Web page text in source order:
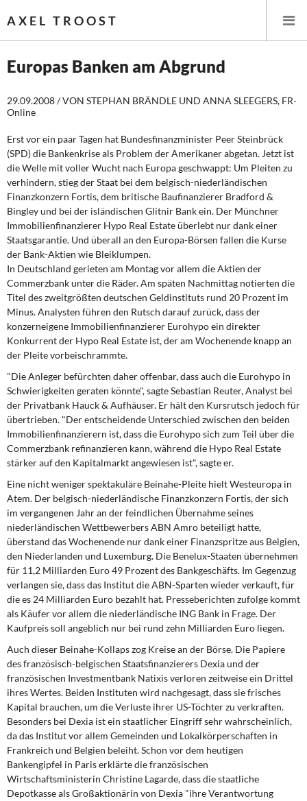
AXEL TROOST
Leitlinien linker Wirtschafts- und Finanzpolitik
Wirtschaftspolitik
Steuer- und Finanzpolitik
Öffentliche Infrastruktur und Daseinsvorsorge
Eurokrise und Griechenland
DIE LINKE
Weitere Themen
Memo-Gruppe
Institut Solidarische Moderne
Rosa-Luxemburg-Stiftung
Über mich
Kontakt
Europas Banken am Abgrund
29.09.2008 / VON STEPHAN BRÄNDLE UND ANNA SLEEGERS, FR-
Online
Erst vor ein paar Tagen hat Bundesfinanzminister Peer Steinbrück
(SPD) die Bankenkrise als Problem der Amerikaner abgetan. Jetzt ist
die Welle mit voller Wucht nach Europa geschwappt: Um Pleiten zu
verhindern, stieg der Staat bei dem belgisch-niederländischen
Finanzkonzern Fortis, dem britische Baufinanzierer Bradford &
Bingley und bei der isländischen Glitnir Bank ein. Der Münchner
Immobilienfinanzierer Hypo Real Estate überlebt nur dank einer
Staatsgarantie. Und überall an den Europa-Börsen fallen die Kurse
der Bank-Aktien wie Bleiklumpen.
In Deutschland gerieten am Montag vor allem die Aktien der
Commerzbank unter die Räder. Am späten Nachmittag notierten die
Titel des zweitgrößten deutschen Geldinstituts rund 20 Prozent im
Minus. Analysten führen den Rutsch darauf zurück, dass der
konzerneigene Immobilienfinanzierer Eurohypo ein direkter
Konkurrent der Hypo Real Estate ist, der am Wochenende knapp an
der Pleite vorbeischrammte.
"Die Anleger befürchten daher offenbar, dass auch die Eurohypo in
Schwierigkeiten geraten könnte", sagte Sebastian Reuter, Analyst bei
der Privatbank Hauck & Aufhäuser. Er hält den Kursrutsch jedoch für
übertrieben. "Der entscheidende Unterschied zwischen den beiden
Immobilienfinanzierern ist, dass die Eurohypo sich zum Teil über die
Commerzbank refinanzieren kann, während die Hypo Real Estate
stärker auf den Kapitalmarkt angewiesen ist", sagte er.
Eine nicht weniger spektakuläre Beinahe-Pleite hielt Westeuropa in
Atem. Der belgisch-niederländische Finanzkonzern Fortis, der sich
im vergangenen Jahr an der feindlichen Übernahme seines
niederländischen Wettbewerbers ABN Amro beteiligt hatte,
überstand das Wochenende nur dank einer Finanzspritze aus Belgien,
den Niederlanden und Luxemburg. Die Benelux-Staaten übernehmen
für 11,2 Milliarden Euro 49 Prozent des Bankgeschäfts. Im Gegenzug
verlangen sie, dass das Institut die ABN-Sparten wieder verkauft, für
die es 24 Milliarden Euro bezahlt hat. Presseberichten zufolge kommt
als Käufer vor allem die niederländische ING Bank in Frage. Der
Kaufpreis soll angeblich nur bei rund zehn Milliarden Euro liegen.
Auch dieser Beinahe-Kollaps zog Kreise an der Börse. Die Papiere
des französisch-belgischen Staatsfinanzierers Dexia und der
französischen Investmentbank Natixis verloren zeitweise ein Drittel
ihres Wertes. Beiden Instituten wird nachgesagt, dass sie frisches
Kapital brauchen, um die Verluste ihrer US-Töchter zu verkraften.
Besonders bei Dexia ist ein staatlicher Eingriff sehr wahrscheinlich,
da das Institut vor allem Gemeinden und Lokalkörperschaften in
Frankreich und Belgien beleiht. Schon vor dem heutigen
Bankengipfel in Paris erklärte die französischen
Wirtschaftsministerin Christine Lagarde, dass die staatliche
Depotkasse als Großaktionärin von Dexia "ihre Verantwortung